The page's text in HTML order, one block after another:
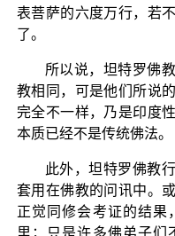
表菩萨的六度万行，若
了。
所以说，坦特罗佛
教相同，可是他们所说
完全不一样，乃是印度
本质已经不是传统佛法。
此外，坦特罗佛教
套用在佛教的问讯中。
正觉同修会考证的结果
里；只是许多佛弟子们